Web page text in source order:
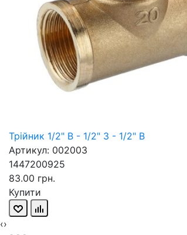
Трійник 1/2" В - 1/2" З - 1/2" В
Артикул: 002003
1447200925
83.00 грн.
Купити
‹›